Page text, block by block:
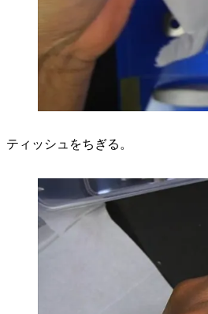
ティッシュをちぎる。